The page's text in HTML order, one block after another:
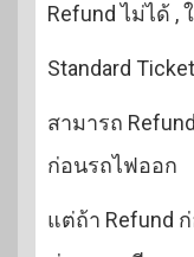
Refund ไม่ได้
Standard Ticket
สามารถ
ก่อนรถไฟออก
แต่ถ้า Refund